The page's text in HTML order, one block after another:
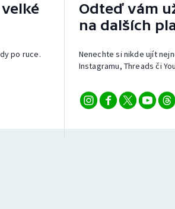
po ruce.
Odteď vám
na dalších
Nenechte si nikde ujít
Instagramu, Threads či